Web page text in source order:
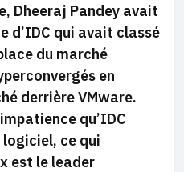
Dheeraj Pandey avait
d’IDC qui avait classé
du marché
en
derrière VMware.
qu’IDC
ce qui
est le leader